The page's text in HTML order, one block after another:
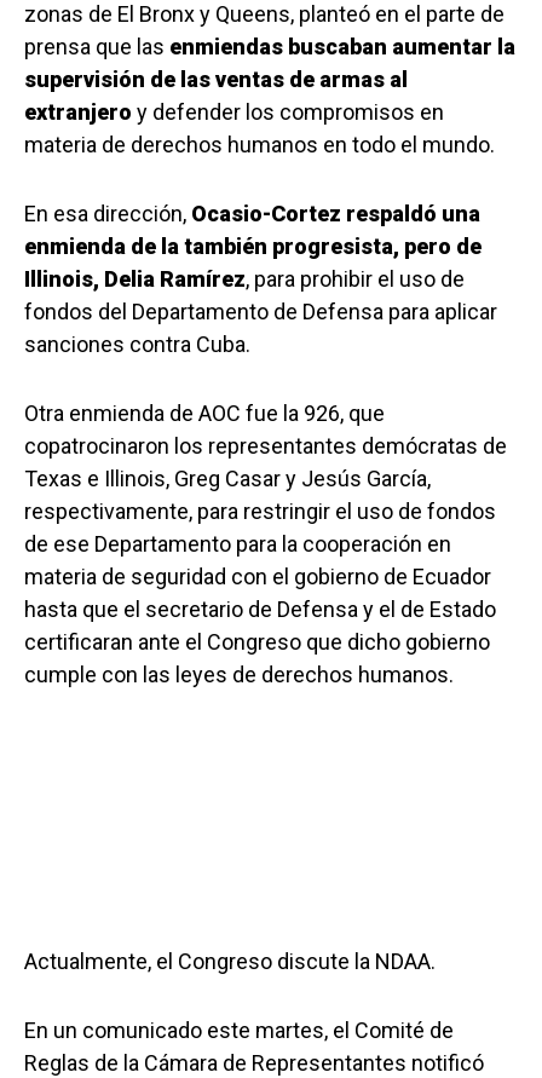
zonas de El Bronx y Queens, planteó en el parte de
prensa que las enmiendas buscaban aumentar la
supervisión de las ventas de armas al
extranjero y defender los compromisos en
materia de derechos humanos en todo el mundo.
En esa dirección, Ocasio-Cortez respaldó una
enmienda de la también progresista, pero de
Illinois, Delia Ramírez, para prohibir el uso de
fondos del Departamento de Defensa para aplicar
sanciones contra Cuba.
Otra enmienda de AOC fue la 926, que
copatrocinaron los representantes demócratas de
Texas e Illinois, Greg Casar y Jesús García,
respectivamente, para restringir el uso de fondos
de ese Departamento para la cooperación en
materia de seguridad con el gobierno de Ecuador
hasta que el secretario de Defensa y el de Estado
certificaran ante el Congreso que dicho gobierno
cumple con las leyes de derechos humanos.
Actualmente, el Congreso discute la NDAA.
En un comunicado este martes, el Comité de
Reglas de la Cámara de Representantes notificó